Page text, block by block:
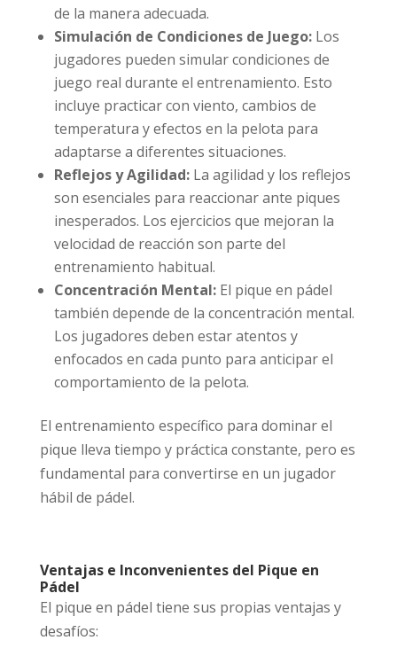
de la manera adecuada.
Simulación de Condiciones de Juego:Los
jugadores pueden simular condiciones de
juego real durante el entrenamiento. Esto
incluye practicar con viento, cambios de
temperatura y efectos en la pelota para
adaptarse a diferentes situaciones.
Reflejos y Agilidad: La agilidad y los reflejos
son esenciales para reaccionar ante piques
inesperados. Los ejercicios que mejoran la
velocidad de reacción son parte del
entrenamiento habitual.
Concentración Mental:El pique en pádel
también depende de la concentración mental.
Los jugadores deben estar atentos y
enfocados en cada punto para anticipar el
comportamiento de la pelota.
El entrenamiento específico para dominar el
pique lleva tiempo y práctica constante, pero es
fundamental para convertirse en un jugador
hábil de pádel.
Ventajas e Inconvenientes del Pique en
Pádel
El pique en pádel tiene sus propias ventajas y
desafíos: